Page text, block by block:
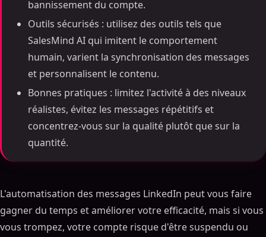
bannissement du compte.
Outils sécurisés : utilisez des outils tels que
SalesMind AI qui imitent le comportement
humain, varient la synchronisation des messages
et personnalisent le contenu.
Bonnes pratiques : limitez l'activité à des niveaux
réalistes, évitez les messages répétitifs et
concentrez-vous sur la qualité plutôt que sur la
quantité.
L'automatisation des messages LinkedIn peut vous faire
gagner du temps et améliorer votre efficacité, mais si vous
vous trompez, votre compte risque d'être suspendu ou